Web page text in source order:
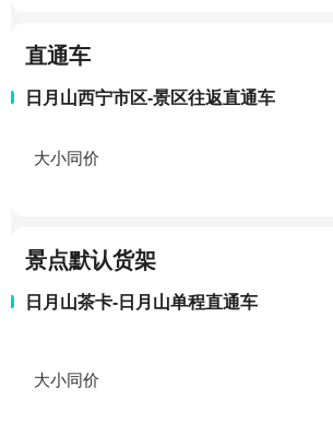
直通车
日月山西宁市区-景区往返直通车
大小同价
景点默认货架
日月山茶卡-日月山单程直通车
大小同价